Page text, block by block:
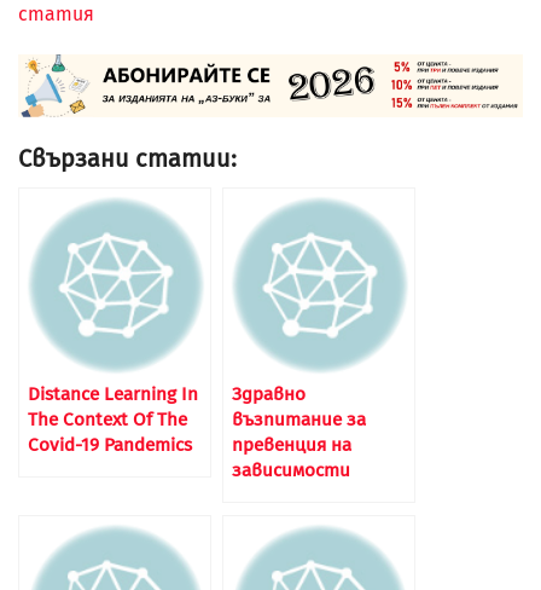
статия
Свързани статии:
Distance Learning In
The Context Of The
Covid-19 Pandemics
Здравно
възпитание за
превенция на
зависимости